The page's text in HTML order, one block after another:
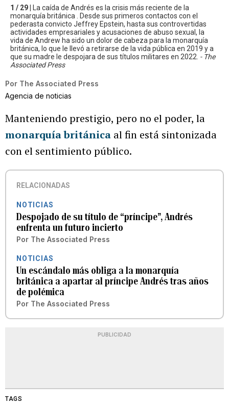
1 / 29 |
La caída de Andrés es la crisis más reciente de la
monarquía británica . Desde sus primeros contactos con el
pederasta convicto Jeffrey Epstein, hasta sus controvertidas
actividades empresariales y acusaciones de abuso sexual, la
vida de Andrew ha sido un dolor de cabeza para la monarquía
británica, lo que le llevó a retirarse de la vida pública en 2019 y a
que su madre le despojara de sus títulos militares en 2022. - The
Associated Press
Por The Associated Press
Agencia de noticias
Manteniendo prestigio, pero no el poder, la
monarquía británica al fin está sintonizada
con el sentimiento público.
RELACIONADAS
NOTICIAS
Despojado de su título de “príncipe”, Andrés
enfrenta un futuro incierto
Por The Associated Press
NOTICIAS
Un escándalo más obliga a la monarquía
británica a apartar al príncipe Andrés tras años
de polémica
Por The Associated Press
PUBLICIDAD
TAGS